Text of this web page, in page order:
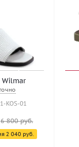
Wilmar
KOS-01
6 800руб.
2 040 руб.